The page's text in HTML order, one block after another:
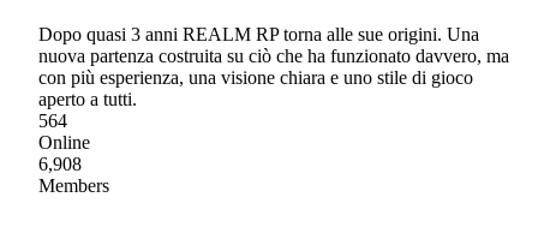
Dopo quasi 3 anni REALM RP torna alle sue origini. Una
nuova partenza costruita su ciò che ha funzionato davvero, ma
con più esperienza, una visione chiara e uno stile di gioco
aperto a tutti.
564
Online
6,908
Members